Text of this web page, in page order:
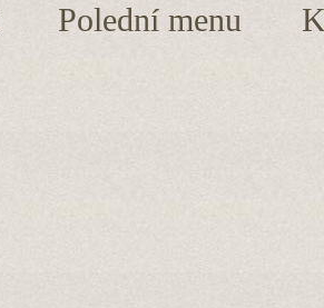
Polední menu